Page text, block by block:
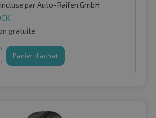
par Auto-Raifen GmbH
gratuite
Panier d'achat